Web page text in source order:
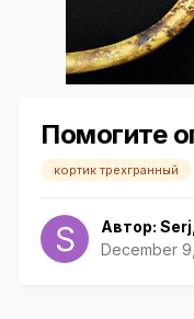
Помогите
кортик трехгранный
Автор: Serj
December